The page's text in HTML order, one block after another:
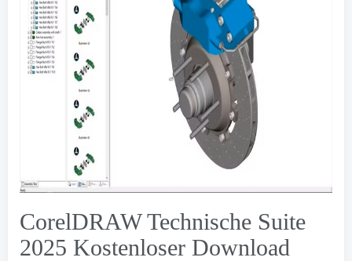
CorelDRAW Technische Suite
2025 Kostenloser Download